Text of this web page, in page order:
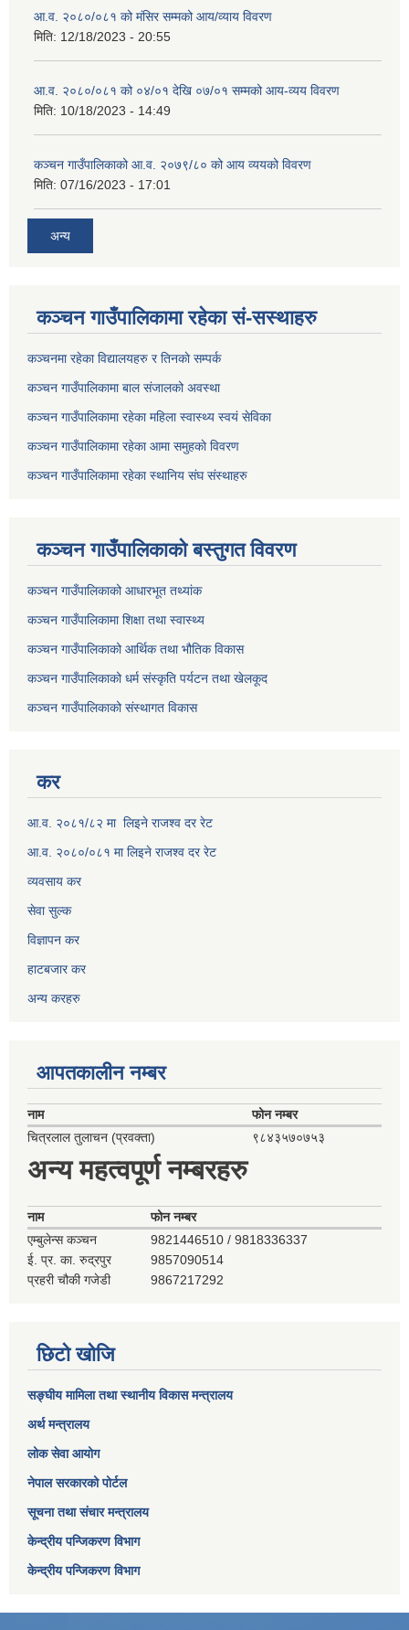
आ.व. २०८०/०८१ को मंसिर सम्मको आय/व्याय विवरण
मिति: 12/18/2023 - 20:55
आ.व. २०८०/०८१ को ०४/०१ देखि ०७/०१ सम्मको आय-व्यय विवरण
मिति: 10/18/2023 - 14:49
कञ्‍चन गाउँपालिकाको आ.व. २०७९/८० को आय व्ययको विवरण
मिति: 07/16/2023 - 17:01
अन्य
कञ्चन गाउँपालिकामा रहेका सं-सस्थाहरु
कञ्चनमा रहेका विद्यालयहरु र तिनकाे सम्पर्क
कञ्चन गाउँपालिकामा बाल संजालको अवस्था
कञ्चन गाउँपालिकामा रहेका महिला स्वास्थ्य स्वयं सेविका
कञ्चन गाउँपालिकामा रहेका आमा समुहकाे विवरण
कञ्चन गाउँपालिकामा रहेका स्थानिय संघ संस्थाहरु
कञ्चन गाउँपालिकाकाे बस्तुगत विवरण
कञ्चन गाउँपालिकाको आधारभूत तथ्यांक
कञ्चन गाउँपालिकामा शिक्षा तथा स्वास्थ्य
कञ्चन गाउँपालिकाको आर्थिक तथा भौतिक विकास
कञ्चन गाउँपालिकाको धर्म संस्कृति पर्यटन तथा खेलकूद
कञ्चन गाउँपालिकाको संस्थागत विकास
कर
आ.व. २०८१/८२ मा लिइने राजश्व दर रेट
आ.व. २०८०/०८१ मा लिइने राजश्व दर रेट
व्यवसाय कर
सेवा सुल्क
विज्ञापन कर
हाटबजार कर
अन्य करहरु
आपतकालीन नम्बर
नाम
फोन नम्बर
चित्रलाल तुलाचन (प्रवक्ता)
९८४३५७०७५३
अन्य महत्वपूर्ण नम्बरहरु
नाम
फोन नम्बर
एम्बुलेन्स कञ्‍चन
9821446510 / 9818336337
ई. प्र. का. रुद्रपुर
9857090514
प्रहरी चौकी गजेडी
9867217292
छिटो खोजि
सङ्घीय मामिला तथा स्थानीय विकास मन्त्रालय
अर्थ मन्त्रालय
लोक सेवा आयोग
नेपाल सरकारको पोर्टल
सूचना तथा संचार मन्त्रालय
केन्द्रीय पन्जिकरण विभाग
केन्द्रीय पन्जिकरण विभाग